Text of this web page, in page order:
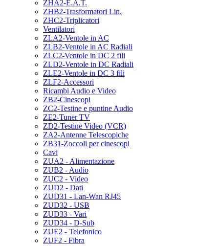
ZHA2-E.A.T.
ZHB2-Trasformatori Lin.
ZHC2-Triplicatori
Ventilatori
ZLA2-Ventole in AC
ZLB2-Ventole in AC Radiali
ZLC2-Ventole in DC 2 fili
ZLD2-Ventole in DC Radiali
ZLE2-Ventole in DC 3 fili
ZLF2-Accessori
Ricambi Audio e Video
ZB2-Cinescopi
ZC2-Testine e puntine Audio
ZE2-Tuner TV
ZD2-Testine Video (VCR)
ZA2-Antenne Telescopiche
ZB31-Zoccoli per cinescopi
Cavi
ZUA2 - Alimentazione
ZUB2 - Audio
ZUC2 - Video
ZUD2 - Dati
ZUD31 - Lan-Wan RJ45
ZUD32 - USB
ZUD33 - Vari
ZUD34 - D-Sub
ZUE2 - Telefonico
ZUF2 - Fibra